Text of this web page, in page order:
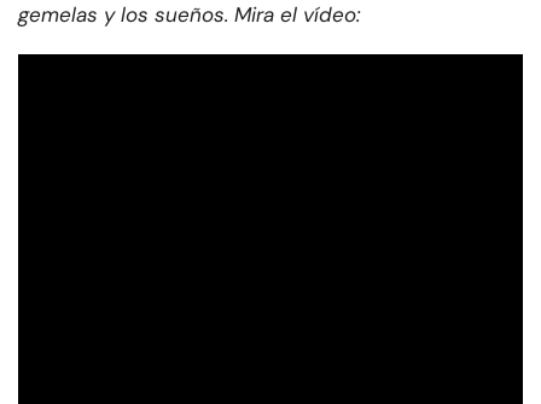
gemelas y los sueños. Mira el vídeo: